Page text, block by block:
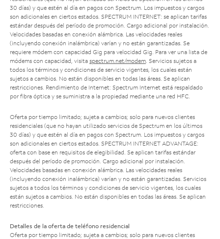
30 días) y que estén al día en pagos con Spectrum. Los impuestos y cargos
son adicionales en ciertos estados. SPECTRUM INTERNET: se aplican tarifas
estándar después del período de promoción. Cargo adicional por instalación.
Velocidades basadas en conexión alámbrica. Las velocidades reales
(incluyendo conexión inalámbrica) varían y no están garantizadas. Se
requiere módem con capacidad Gig para velocidad Gig. Para ver una lista de
módems con capacidad, visita spectrum.net/modem . Servicios sujetos a
todos los términos y condiciones de servicio vigentes, los cuales están
sujetos a cambios. No están disponibles en todas las áreas. Se aplican
restricciones. Rendimiento de Internet: Spectrum Internet está respaldado
por fibra óptica y se suministra a la propiedad mediante una red HFC.
Oferta por tiempo limitado; sujeta a cambios; solo para nuevos clientes
residenciales (que no hayan utilizado servicios de Spectrum en los últimos
30 días) y que estén al día en pagos con Spectrum. Los impuestos y cargos
son adicionales en ciertos estados. SPECTRUM INTERNET ADVANTAGE:
oferta con base en requisitos de elegibilidad. Se aplican tarifas estándar
después del período de promoción. Cargo adicional por instalación.
Velocidades basadas en conexión alámbrica. Las velocidades reales
(incluyendo conexión inalámbrica) varían y no están garantizadas. Servicios
sujetos a todos los términos y condiciones de servicio vigentes, los cuales
están sujetos a cambios. No están disponibles en todas las áreas. Se aplican
restricciones.
Detalles de la oferta de teléfono residencial
Oferta por tiempo limitado; sujeta a cambios; solo para nuevos clientes